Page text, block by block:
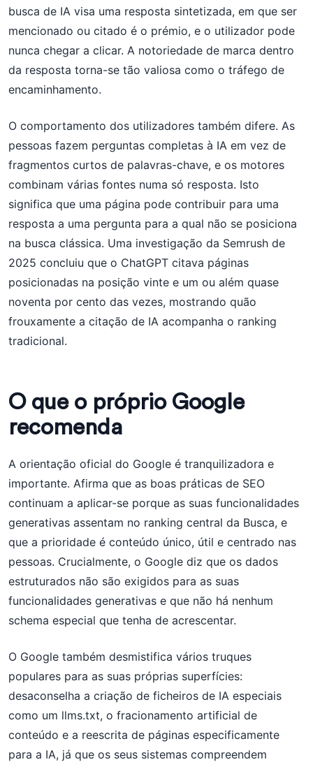
busca de IA visa uma resposta sintetizada, em que ser
mencionado ou citado é o prémio, e o utilizador pode
nunca chegar a clicar. A notoriedade de marca dentro
da resposta torna-se tão valiosa como o tráfego de
encaminhamento.
O comportamento dos utilizadores também difere. As
pessoas fazem perguntas completas à IA em vez de
fragmentos curtos de palavras-chave, e os motores
combinam várias fontes numa só resposta. Isto
significa que uma página pode contribuir para uma
resposta a uma pergunta para a qual não se posiciona
na busca clássica. Uma investigação da Semrush de
2025 concluiu que o ChatGPT citava páginas
posicionadas na posição vinte e um ou além quase
noventa por cento das vezes, mostrando quão
frouxamente a citação de IA acompanha o ranking
tradicional.
O que o próprio Google
recomenda
A orientação oficial do Google é tranquilizadora e
importante. Afirma que as boas práticas de SEO
continuam a aplicar-se porque as suas funcionalidades
generativas assentam no ranking central da Busca, e
que a prioridade é conteúdo único, útil e centrado nas
pessoas. Crucialmente, o Google diz que os dados
estruturados não são exigidos para as suas
funcionalidades generativas e que não há nenhum
schema especial que tenha de acrescentar.
O Google também desmistifica vários truques
populares para as suas próprias superfícies:
desaconselha a criação de ficheiros de IA especiais
como um llms.txt, o fracionamento artificial de
conteúdo e a reescrita de páginas especificamente
para a IA, já que os seus sistemas compreendem